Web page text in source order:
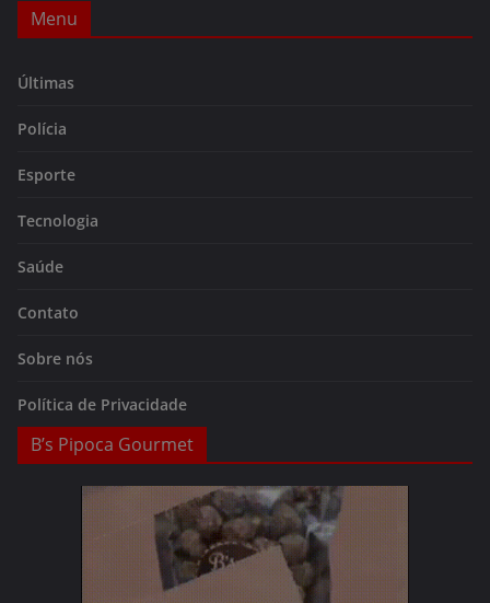
Menu
Últimas
Polícia
Esporte
Tecnologia
Saúde
Contato
Sobre nós
Política de Privacidade
B’s Pipoca Gourmet